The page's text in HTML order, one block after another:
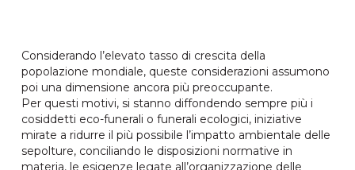
Considerando l’elevato tasso di crescita della
popolazione mondiale, queste considerazioni assumono
poi una dimensione ancora più preoccupante.
Per questi motivi, si stanno diffondendo sempre più i
cosiddetti eco-funerali o funerali ecologici, iniziative
mirate a ridurre il più possibile l’impatto ambientale delle
sepolture, conciliando le disposizioni normative in
materia, le esigenze legate all’organizzazione delle